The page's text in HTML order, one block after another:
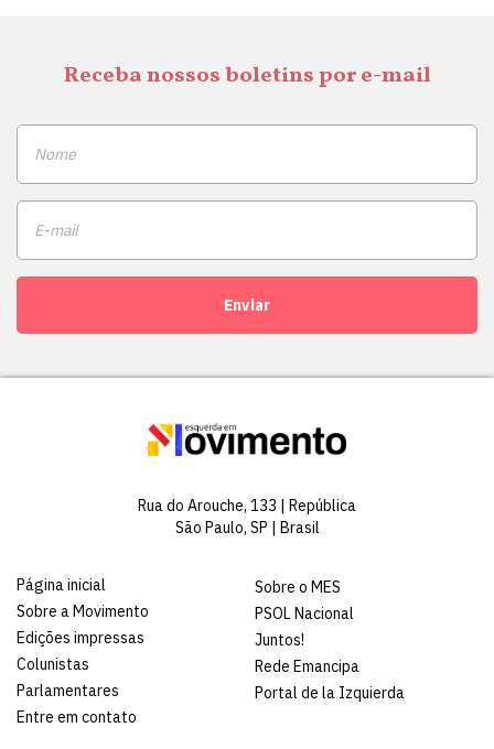
Receba nossos boletins por e-mail
Enviar
Rua do Arouche, 133 | República
São Paulo, SP | Brasil
Página inicial
Sobre a Movimento
Edições impressas
Colunistas
Parlamentares
Entre em contato
Sobre o MES
PSOL Nacional
Juntos!
Rede Emancipa
Portal de la Izquierda